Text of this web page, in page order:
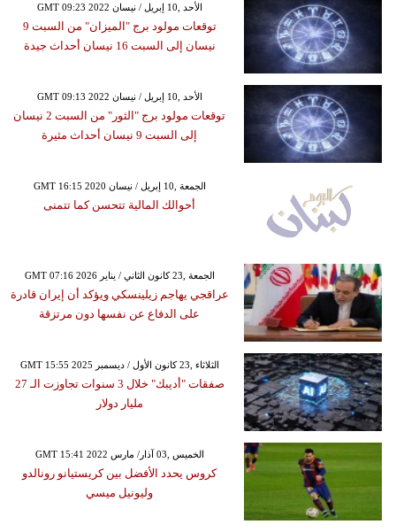
GMT 09:23 2022 الأحد ,10 إبريل / نيسان
توقعات مولود برج "الميزان" من السبت 9
نيسان إلى السبت 16 نيسان أحداث جيدة
GMT 09:13 2022 الأحد ,10 إبريل / نيسان
توقعات مولود برج "الثور" من السبت 2 نيسان
إلى السبت 9 نيسان أحداث مثيرة
GMT 16:15 2020 الجمعة ,10 إبريل / نيسان
أحوالك المالية تتحسن كما تتمنى
GMT 07:16 2026 الجمعة ,23 كانون الثاني / يناير
عراقجي يهاجم زيلينسكي ويؤكد أن إيران قادرة
على الدفاع عن نفسها دون مرتزقة
GMT 15:55 2025 الثلاثاء ,23 كانون الأول / ديسمبر
صفقات "أديبك" خلال 3 سنوات تجاوزت الـ 27
مليار دولار
GMT 15:41 2022 الخميس ,03 آذار/ مارس
كروس يحدد الأفضل بين كريستيانو رونالدو
وليونيل ميسي